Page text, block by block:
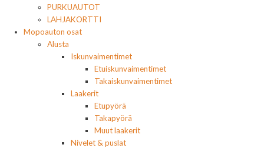
PURKUAUTOT
LAHJAKORTTI
Mopoauton osat
Alusta
Iskunvaimentimet
Etuiskunvaimentimet
Takaiskunvaimentimet
Laakerit
Etupyörä
Takapyörä
Muut laakerit
Nivelet & puslat